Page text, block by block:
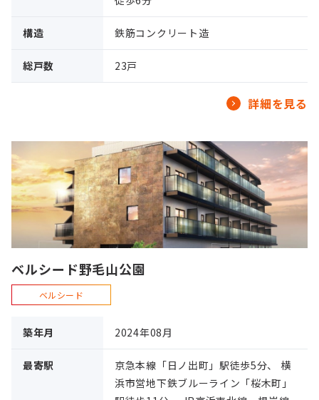
構造 鉄筋コンクリート造
総戸数 23戸
詳細を見る
ベルシード野毛山公園
ベルシード
築年月 2024年08月
最寄駅
京急本線「日ノ出町」駅徒歩5分、 横
浜市営地下鉄ブルーライン「桜木町」